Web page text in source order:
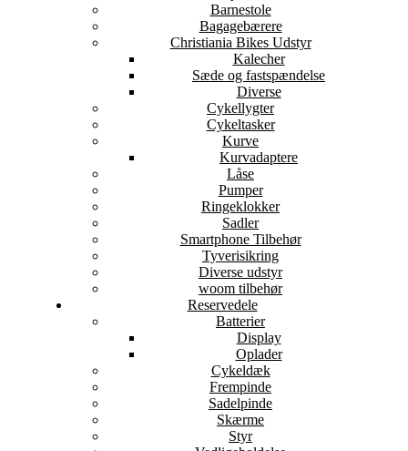
Barnestole
Bagagebærere
Christiania Bikes Udstyr
Kalecher
Sæde og fastspændelse
Diverse
Cykellygter
Cykeltasker
Kurve
Kurvadaptere
Låse
Pumper
Ringeklokker
Sadler
Smartphone Tilbehør
Tyverisikring
Diverse udstyr
woom tilbehør
Reservedele
Batterier
Display
Oplader
Cykeldæk
Frempinde
Sadelpinde
Skærme
Styr